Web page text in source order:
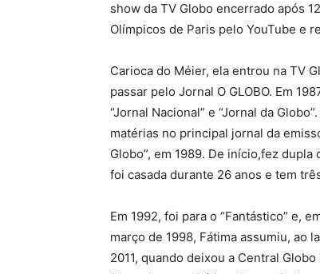
show da TV Globo encerrado após
Olímpicos de Paris pelo YouTube e
Carioca do Méier, ela entrou na TV
passar pelo Jornal O GLOBO. Em
“Jornal Nacional” e “Jornal da
matérias no principal jornal da
Globo”, em 1989. De início,fez
foi casada durante 26 anos e tem
Em 1992, foi para o “Fantástico” e,
março de 1998, Fátima assumiu, ao
2011, quando deixou a Central